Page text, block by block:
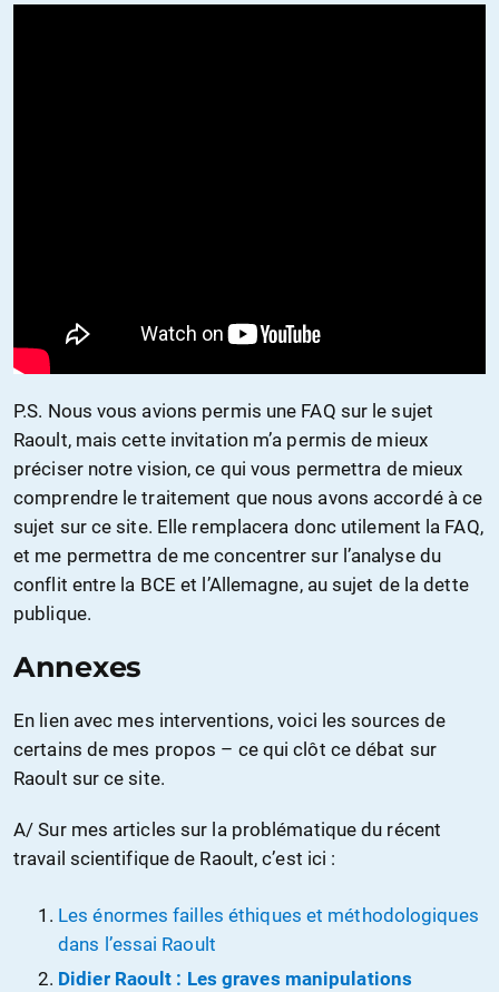
P.S. Nous vous avions permis une FAQ sur le sujet
Raoult, mais cette invitation m’a permis de mieux
préciser notre vision, ce qui vous permettra de mieux
comprendre le traitement que nous avons accordé à ce
sujet sur ce site. Elle remplacera donc utilement la FAQ,
et me permettra de me concentrer sur l’analyse du
conflit entre la BCE et l’Allemagne, au sujet de la dette
publique.
Annexes
En lien avec mes interventions, voici les sources de
certains de mes propos – ce qui clôt ce débat sur
Raoult sur ce site.
A/ Sur mes articles sur la problématique du récent
travail scientifique de Raoult, c’est ici :
Les énormes failles éthiques et méthodologiques
dans l’essai Raoult
Didier Raoult : Les graves manipulations